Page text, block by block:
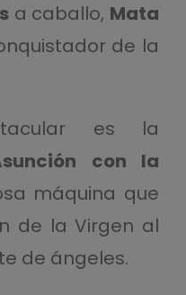
a caballo, Mata
de la
es la
con la
máquina que
de la Virgen al
de ángeles.